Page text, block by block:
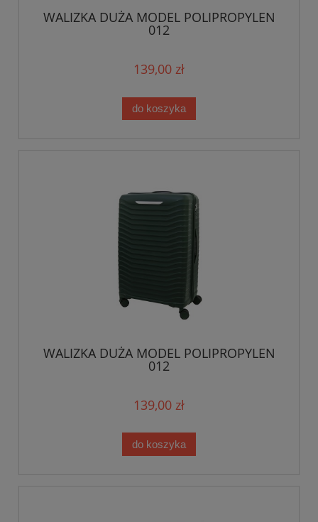
WALIZKA DUŻA MODEL POLIPROPYLEN
012
139,00 zł
do koszyka
WALIZKA DUŻA MODEL POLIPROPYLEN
012
139,00 zł
do koszyka